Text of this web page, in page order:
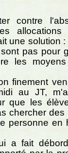
contre
allocations
une solution
pas pour
les
finement
au JT,
que les
chercher
personne en
a fait